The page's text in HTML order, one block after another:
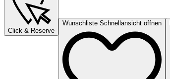
Click & Reserve
Wunschliste Schnellansicht öffnen